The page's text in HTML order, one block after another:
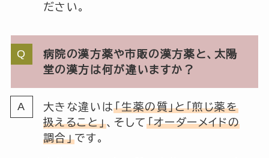
ださい。
病院の漢方薬や市販の漢方薬と、太陽
堂の漢方は何が違いますか？
大きな違いは「生薬の質」と「煎じ薬を
扱えること」、そして 「オーダーメイドの
調合」です。